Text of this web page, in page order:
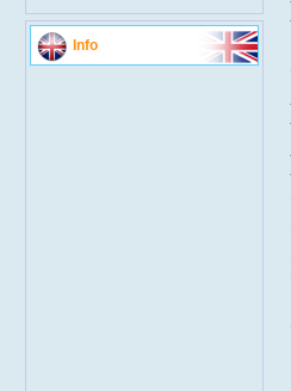
Info